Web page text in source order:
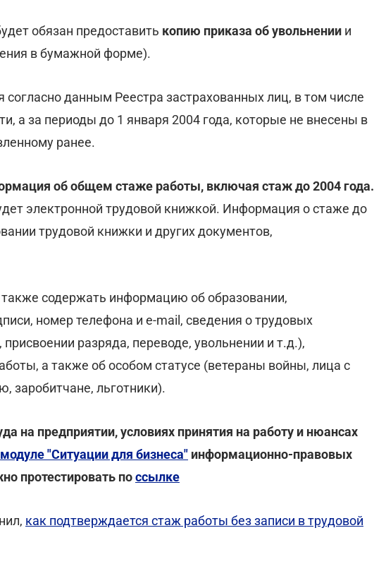
обязан предоставить копию приказа об увольнении и
в бумажной форме).
согласно данным Реестра застрахованных лиц, в том числе
а за периоды до 1 января 2004 года, которые не внесены в
ранее.
об общем стаже работы, включая стаж до 2004 года.
электронной трудовой книжкой. Информация о стаже до
трудовой книжки и других документов,
содержать информацию об образовании,
номер телефона и e-mail, сведения о трудовых
разряда, переводе, увольнении и т.д.),
а также об особом статусе (ветераны войны, лица с
заробитчане, льготники).
на предприятии, условиях принятия на работу и нюансах
модуле "Ситуации для бизнеса" информационно-правовых
протестировать поссылке
как подтверждается стаж работы без записи в трудовой